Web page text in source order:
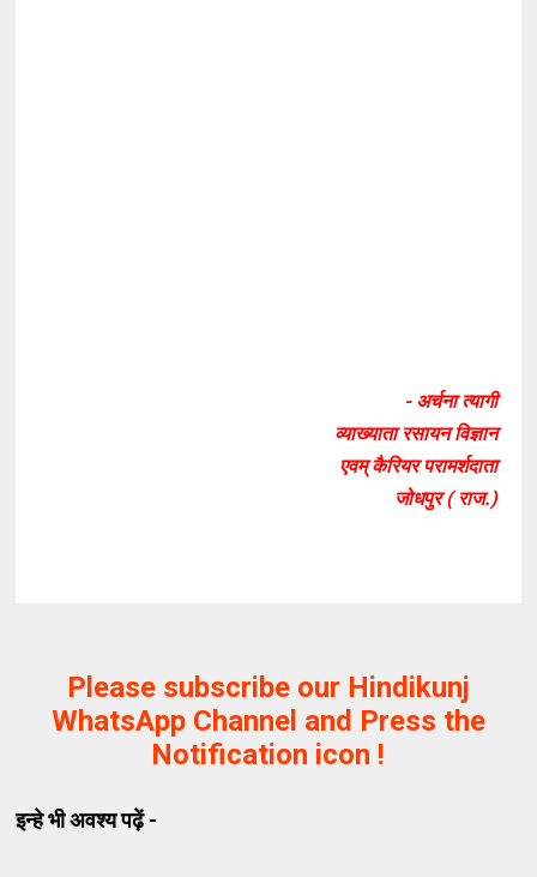
- अर्चना त्यागी
व्याख्याता रसायन विज्ञान
एवम् कैरियर परामर्शदाता
जोधपुर ( राज.)
Please subscribe our Hindikunj
WhatsApp Channel and Press the
Notification icon !
इन्हे भी अवश्य पढ़ें -